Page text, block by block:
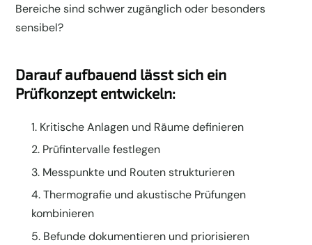
Bereiche sind schwer zugänglich oder besonders
sensibel?
Darauf aufbauend lässt sich ein
Prüfkonzept entwickeln:
Kritische Anlagen und Räume definieren
Prüfintervalle festlegen
Messpunkte und Routen strukturieren
Thermografie und akustische Prüfungen
kombinieren
Befunde dokumentieren und priorisieren